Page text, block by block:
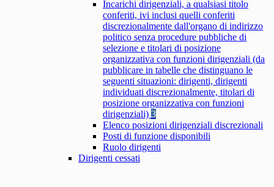
Incarichi dirigenziali, a qualsiasi titolo
conferiti, ivi inclusi quelli conferiti
discrezionalmente dall'organo di indirizzo
politico senza procedure pubbliche di
selezione e titolari di posizione
organizzativa con funzioni dirigenziali (da
pubblicare in tabelle che distinguano le
seguenti situazioni: dirigenti, dirigenti
individuati discrezionalmente, titolari di
posizione organizzativa con funzioni
dirigenziali) 3
Elenco posizioni dirigenziali discrezionali
Posti di funzione disponibili
Ruolo dirigenti
Dirigenti cessati